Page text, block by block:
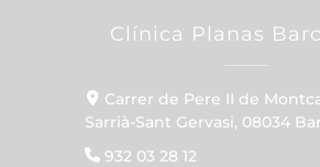
Clínica Planas
Carrer de Pere II de
Sarrià-Sant Gervasi, 08034
932 03 28 12